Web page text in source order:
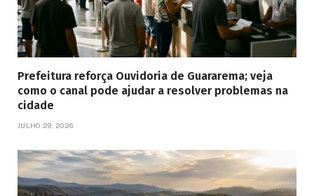
Prefeitura reforça Ouvidoria de Guararema; veja
como o canal pode ajudar a resolver problemas na
cidade
JULHO 29, 2026